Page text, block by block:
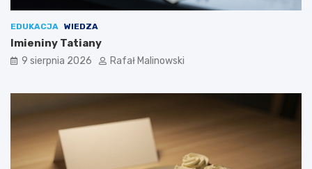
EDUKACJA WIEDZA
Imieniny Tatiany
9 sierpnia 2026 Rafał Malinowski